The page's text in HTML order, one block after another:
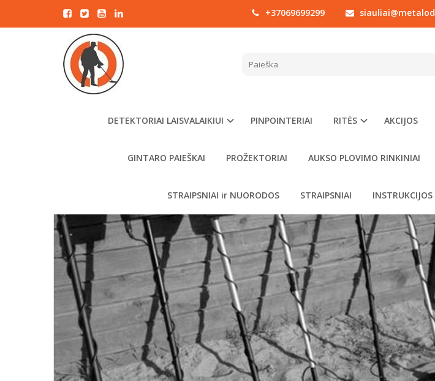
+37069699299
DETEKTORIAI LAISVALAIKIUI PINPOINTERIAI RITĖS AKCIJOS
GINTARO PAIEŠKAI PROŽEKTORIAI AUKSO PLOVIMO RINKINIAI
STRAIPSNIAI ir NUORODOS STRAIPSNIAI
PILKOSIOS